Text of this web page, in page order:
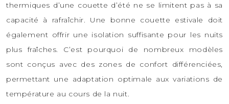
thermiques d’une couette d’été ne se limitent pas à sa
capacité à rafraîchir. Une bonne couette estivale doit
également offrir une isolation suffisante pour les nuits
plus fraîches. C’est pourquoi de nombreux modèles
sont conçus avec des zones de confort différenciées,
permettant une adaptation optimale aux variations de
température au cours de la nuit.